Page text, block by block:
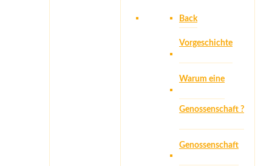
Back
Vorgeschichte
Warum eine
Genossenschaft ?
Genossenschaft